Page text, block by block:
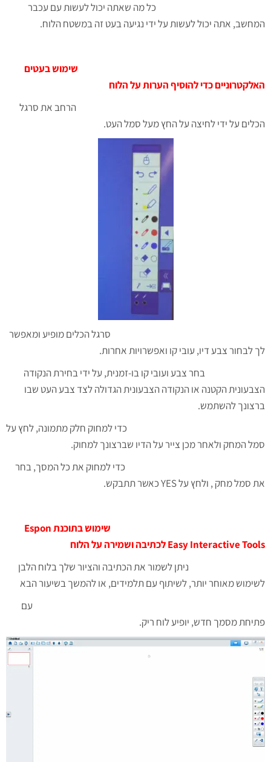
כל מה שאתה יכול לעשות עם עכבר
המחשב, אתה יכול לעשות על ידי נגיעה בעט זה במשטח הלוח.
שימוש בעטים
האלקטרוניים כדי להוסיף הערות על הלוח
הרחב את סרגל
הכלים על ידי לחיצה על החץ מעל סמל העט.
סרגל הכלים מופיע ומאפשר
לך לבחור צבע דיו, עובי קו ואפשרויות אחרות.
בחר צבע ועובי קו בו-זמנית, על ידי בחירת הנקודה
הצבעונית הקטנה או הנקודה הצבעונית הגדולה לצד צבע העט שבו
ברצונך להשתמש.
כדי למחוק חלק מתמונה, לחץ על
סמל המחק ולאחר מכן צייר על הדיו שברצונך למחוק.
כדי למחוק את כל המסך, בחר
את סמל מחק , ולחץ על YES כאשר תתבקש.
שימוש בתוכנת Espon
Easy Interactive Tools לכתיבה ושמירה על הלוח
ניתן לשמור את הכתיבה והציור שלך בלוח הלבן
לשימוש מאוחר יותר, לשיתוף עם תלמידים, או להמשך בשיעור הבא
עם
פתיחת מסמך חדש, יופיע לוח ריק.